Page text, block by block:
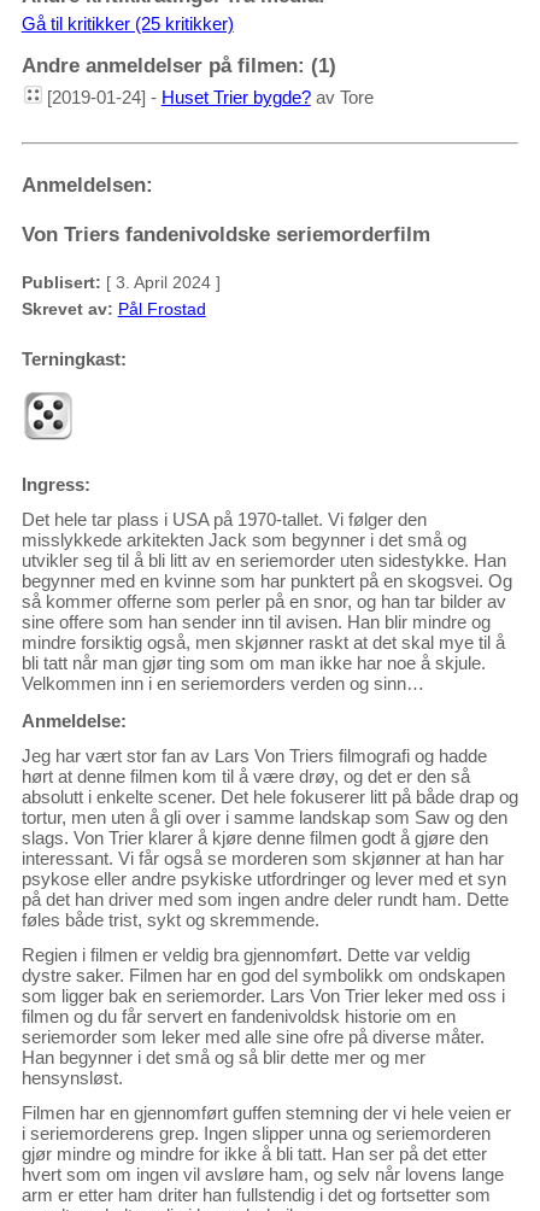
Gå til kritikker (25 kritikker)
Andre anmeldelser på filmen: (1)
[2019-01-24] - Huset Trier bygde?av Tore
Anmeldelsen:
Von Triers fandenivoldske seriemorderfilm
Publisert: [ 3. April 2024 ]
Skrevet av: Pål Frostad
Terningkast:
Ingress:
Det hele tar plass i USA på 1970-tallet. Vi følger den
misslykkede arkitekten Jack som begynner i det små og
utvikler seg til å bli litt av en seriemorder uten sidestykke. Han
begynner med en kvinne som har punktert på en skogsvei. Og
så kommer offerne som perler på en snor, og han tar bilder av
sine offere som han sender inn til avisen. Han blir mindre og
mindre forsiktig også, men skjønner raskt at det skal mye til å
bli tatt når man gjør ting som om man ikke har noe å skjule.
Velkommen inn i en seriemorders verden og sinn…
Anmeldelse:
Jeg har vært stor fan av Lars Von Triers filmografi og hadde
hørt at denne filmen kom til å være drøy, og det er den så
absolutt i enkelte scener. Det hele fokuserer litt på både drap og
tortur, men uten å gli over i samme landskap som Saw og den
slags. Von Trier klarer å kjøre denne filmen godt å gjøre den
interessant. Vi får også se morderen som skjønner at han har
psykose eller andre psykiske utfordringer og lever med et syn
på det han driver med som ingen andre deler rundt ham. Dette
føles både trist, sykt og skremmende.
Regien i filmen er veldig bra gjennomført. Dette var veldig
dystre saker. Filmen har en god del symbolikk om ondskapen
som ligger bak en seriemorder. Lars Von Trier leker med oss i
filmen og du får servert en fandenivoldsk historie om en
seriemorder som leker med alle sine ofre på diverse måter.
Han begynner i det små og så blir dette mer og mer
hensynsløst.
Filmen har en gjennomført guffen stemning der vi hele veien er
i seriemorderens grep. Ingen slipper unna og seriemorderen
gjør mindre og mindre for ikke å bli tatt. Han ser på det etter
hvert som om ingen vil avsløre ham, og selv når lovens lange
arm er etter ham driter han fullstendig i det og fortsetter som